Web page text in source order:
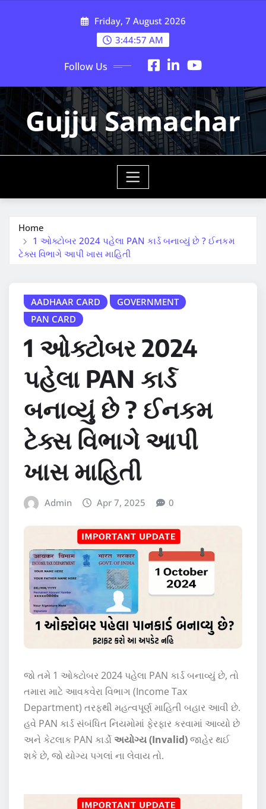
Friday, 7 August 2026
3:44:58 AM
Follow Us
Gujju Samachar
Home
1 ઓક્ટોબર 2024 પહેલા PAN કાર્ડ બનાવ્યું છે ? ઈનકમ
ટેક્સ વિભાગે આપી ખાસ માહિતી
AADHAAR CARD
GOVERNMENT
PAN CARD
1 ઓક્ટોબર 2024
પહેલા PAN કાર્ડ
બનાવ્યું છે ? ઈનકમ
ટેક્સ વિભાગે આપી
ખાસ માહિતી
Admin Apr 7, 2025 0
જો તમે 1 ઓક્ટોબર 2024 પહેલા PAN કાર્ડ બનાવ્યું છે, તો
તમારા માટે આવકવેરા વિભાગ (Income Tax
Department) તરફથી મહત્વપૂર્ણ માહિતી બહાર આવી છે.
હવે PAN કાર્ડ સંબંધિત નિયમોમાં ફેરફાર કરવામાં આવ્યો છે
અને કેટલાક PAN કાર્ડોઅયોગ્ય (Invalid)જાહેર થઈ
શકે છે, જો યોગ્ય પગલાં ના લેવાય તો.